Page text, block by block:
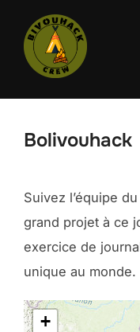
contenu
Bolivouhack
Suivez l’équipe
grand projet à ce
exercice de
unique au monde.
+